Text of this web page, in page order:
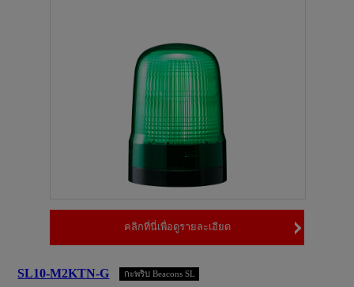
คลิกที่นี่เพื่อดูรายละเอียด
SL10-M2KTN-G กะพริบ Beacons SL